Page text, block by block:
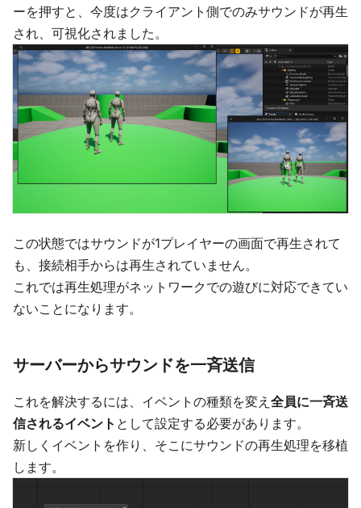
ーを押すと、今度はクライアント側でのみサウンドが再生
され、可視化されました。
この状態ではサウンドが1プレイヤーの画面で再生されて
も、接続相手からは再生されていません。
これでは再生処理がネットワークでの遊びに対応できてい
ないことになります。
サーバーからサウンドを一斉送信
これを解決するには、イベントの種類を変え 全員に一斉送
信されるイベント として設定する必要があります。
新しくイベントを作り、そこにサウンドの再生処理を移植
します。